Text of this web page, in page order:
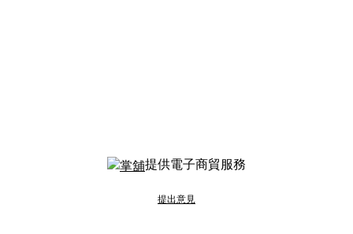
提供電子商貿服務
提出意見